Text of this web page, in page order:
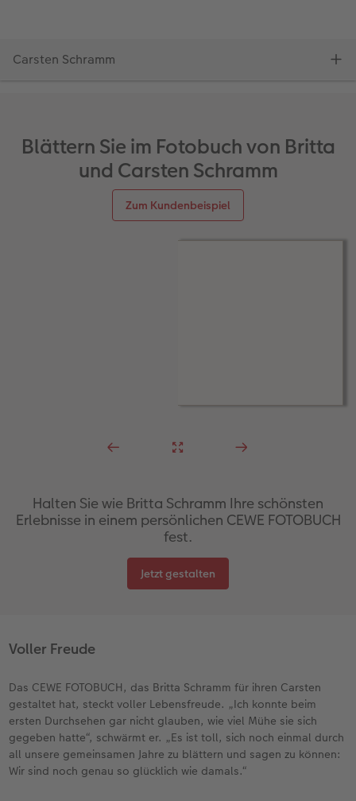
Blättern Sie im Fotobuch von Britta
und Carsten Schramm
Zum Kundenbeispiel
Halten Sie wie Britta Schramm Ihre schönsten
Erlebnisse in einem persönlichen CEWE FOTOBUCH
fest.
Jetzt gestalten
Voller Freude
Das CEWE FOTOBUCH, das Britta Schramm für ihren Carsten
gestaltet hat, steckt voller Lebensfreude. „Ich konnte beim
ersten Durchsehen gar nicht glauben, wie viel Mühe sie sich
gegeben hatte“, schwärmt er. „Es ist toll, sich noch einmal durch
all unsere gemeinsamen Jahre zu blättern und sagen zu können:
Wir sind noch genau so glücklich wie damals.“